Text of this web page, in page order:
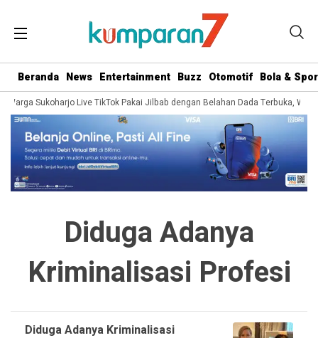
Beranda News Entertainment Buzz Otomotif Bola &
Warga Sukoharjo Live TikTok Pakai Jilbab dengan Belahan Dada Terbuka,
Diduga Adanya
Kriminalisasi Profesi
Diduga Adanya Kriminalisasi